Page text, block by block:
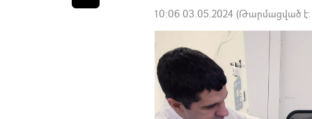
10:06 03.05.2024 (Թարմացված է: